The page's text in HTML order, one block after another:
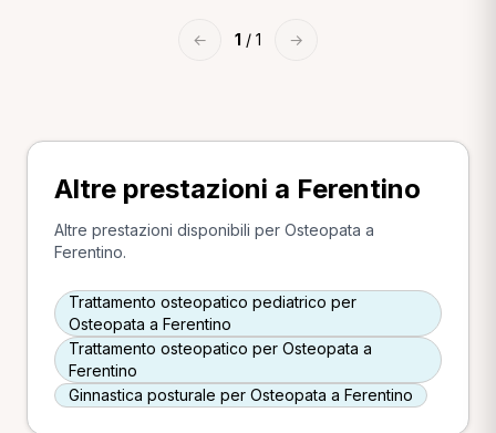
← 1 / 1 →
Altre prestazioni a Ferentino
Altre prestazioni disponibili per Osteopata a
Ferentino.
Trattamento osteopatico pediatrico per
Osteopata a Ferentino
Trattamento osteopatico per Osteopata a
Ferentino
Ginnastica posturale per Osteopata a Ferentino